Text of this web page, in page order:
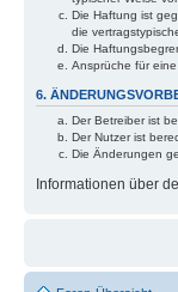
Die Haftung ist
die
Die
Ansprüche für
6.
Der Betreiber ist
Der Nutzer ist
Die Änderungen
Informationen über